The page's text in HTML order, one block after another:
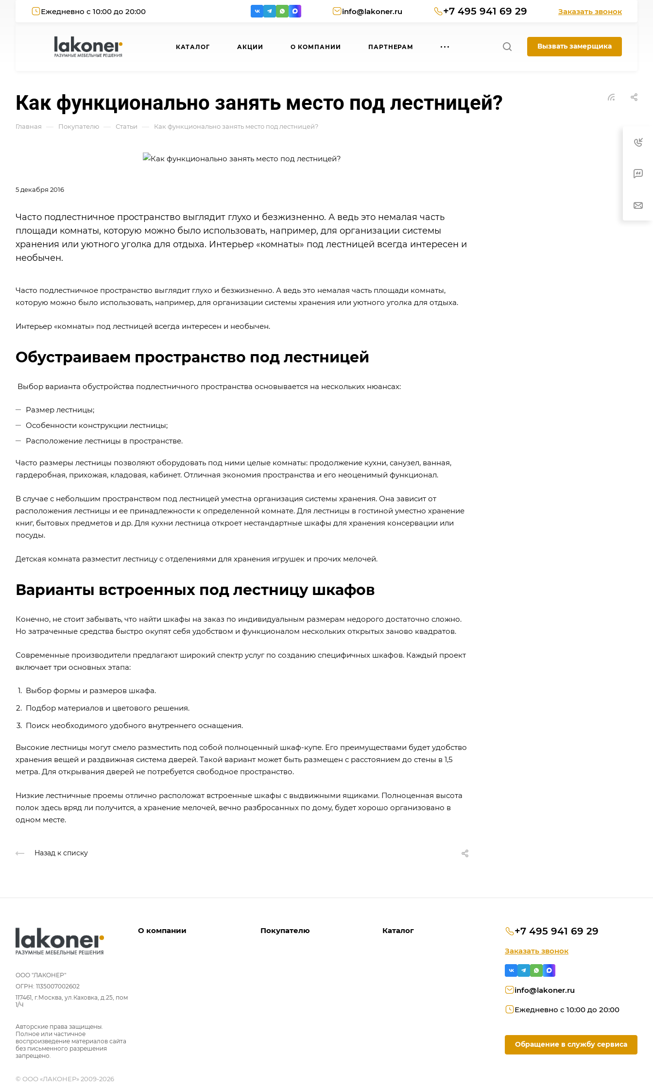
Ежедневно с 10:00 до 20:00 info@lakoner.ru +7 495 941 69 29 Заказать звонок
КАТАЛОГ АКЦИИ О КОМПАНИИ ПАРТНЕРАМ Вызвать замерщика
Как функционально занять место под лестницей?
Главная — Покупателю — Статьи — Как функционально занять место под лестницей?
5 декабря 2016
Часто подлестничное пространство выглядит глухо и безжизненно. А ведь это немалая часть
площади комнаты, которую можно было использовать, например, для организации системы
хранения или уютного уголка для отдыха. Интерьер «комнаты» под лестницей всегда интересен и
необычен.
Часто подлестничное пространство выглядит глухо и безжизненно. А ведь это немалая часть площади комнаты,
которую можно было использовать, например, для организации системы хранения или уютного уголка для отдыха.
Интерьер «комнаты» под лестницей всегда интересен и необычен.
Обустраиваем пространство под лестницей
Выбор варианта обустройства подлестничного пространства основывается на нескольких нюансах:
Размер лестницы;
Особенности конструкции лестницы;
Расположение лестницы в пространстве.
Часто размеры лестницы позволяют оборудовать под ними целые комнаты: продолжение кухни, санузел, ванная,
гардеробная, прихожая, кладовая, кабинет. Отличная экономия пространства и его неоценимый функционал.
В случае с небольшим пространством под лестницей уместна организация системы хранения. Она зависит от
расположения лестницы и ее принадлежности к определенной комнате. Для лестницы в гостиной уместно хранение
книг, бытовых предметов и др. Для кухни лестница откроет нестандартные шкафы для хранения консервации или
посуды.
Детская комната разместит лестницу с отделениями для хранения игрушек и прочих мелочей.
Варианты встроенных под лестницу шкафов
Конечно, не стоит забывать, что найти шкафы на заказ по индивидуальным размерам недорого достаточно сложно.
Но затраченные средства быстро окупят себя удобством и функционалом нескольких открытых заново квадратов.
Современные производители предлагают широкий спектр услуг по созданию специфичных шкафов. Каждый проект
включает три основных этапа:
Выбор формы и размеров шкафа.
Подбор материалов и цветового решения.
Поиск необходимого удобного внутреннего оснащения.
Высокие лестницы могут смело разместить под собой полноценный шкаф-купе. Его преимуществами будет удобство
хранения вещей и раздвижная система дверей. Такой вариант может быть размещен с расстоянием до стены в 1,5
метра. Для открывания дверей не потребуется свободное пространство.
Низкие лестничные проемы отлично расположат встроенные шкафы с выдвижными ящиками. Полноценная высота
полок здесь вряд ли получится, а хранение мелочей, вечно разбросанных по дому, будет хорошо организовано в
одном месте.
Назад к списку
ООО "ЛАКОНЕР"
ОГРН: 1135007002602
117461, г.Москва, ул.Каховка, д.25, пом
1/Ч
Авторские права защищены.
Полное или частичное
воспроизведение материалов сайта
без письменного разрешения
запрещено.
© ООО «ЛАКОНЕР» 2009-2026
О компании Покупателю Каталог +7 495 941 69 29
Заказать звонок
info@lakoner.ru
Ежедневно с 10:00 до 20:00
Обращение в службу сервиса